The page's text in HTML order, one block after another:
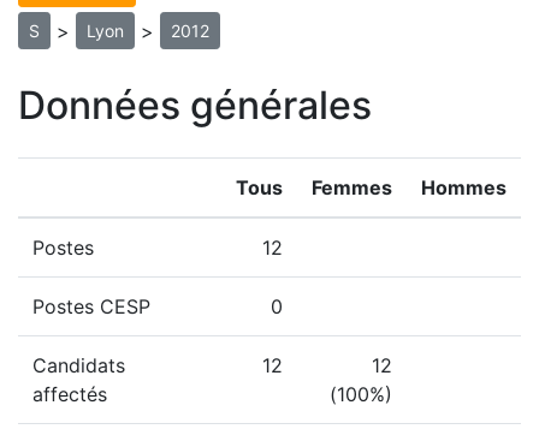
S > Lyon > 2012
Données générales
Tous Femmes Hommes
Postes 12
Postes CESP 0
Candidats
affectés
12
12
(100%)